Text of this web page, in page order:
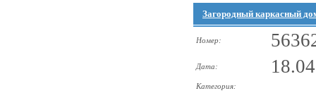
Загородный каркасный
Номер:
Дата:
Категория: